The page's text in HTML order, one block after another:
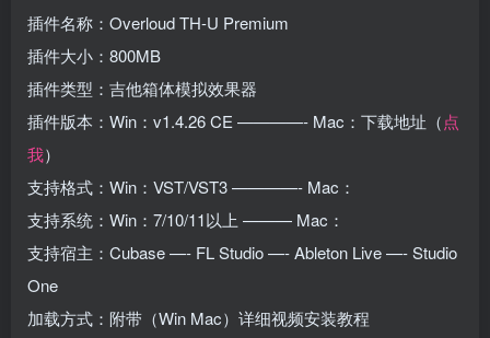
插件名称：Overloud TH-U Premium
插件大小：800MB
插件类型：吉他箱体模拟效果器
插件版本：Win：v1.4.26 CE ————- Mac：下载地址（点
我）
支持格式：Win：VST/VST3 ————- Mac：
支持系统：Win：7/10/11以上 ——— Mac：
支持宿主：Cubase —- FL Studio —- Ableton Live —- Studio
One
加载方式：附带（Win Mac）详细视频安装教程